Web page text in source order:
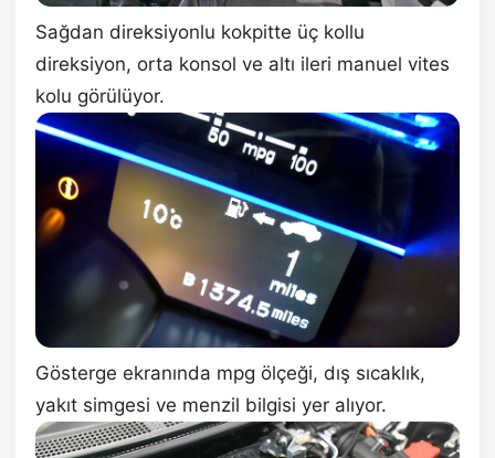
Sağdan direksiyonlu kokpitte üç kollu
direksiyon, orta konsol ve altı ileri manuel vites
kolu görülüyor.
Gösterge ekranında mpg ölçeği, dış sıcaklık,
yakıt simgesi ve menzil bilgisi yer alıyor.